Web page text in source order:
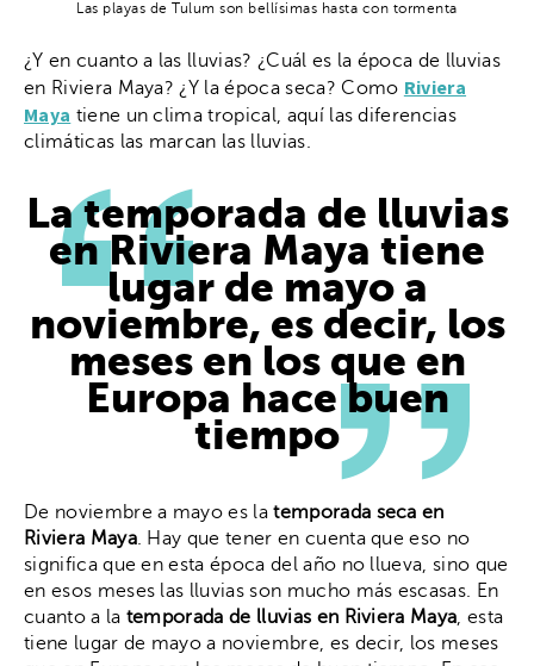
Las playas de Tulum son bellísimas hasta con tormenta
¿Y en cuanto a las lluvias? ¿Cuál es la época de lluvias
en Riviera Maya? ¿Y la época seca? Como Riviera
Maya tiene un clima tropical, aquí las diferencias
climáticas las marcan las lluvias.
La temporada de lluvias
en Riviera Maya tiene
lugar de mayo a
noviembre, es decir, los
meses en los que en
Europa hace buen
tiempo
De noviembre a mayo es latemporada seca en
Riviera Maya. Hay que tener en cuenta que eso no
significa que en esta época del año no llueva, sino que
en esos meses las lluvias son mucho más escasas. En
cuanto a la temporada de lluvias en Riviera Maya, esta
tiene lugar de mayo a noviembre, es decir, los meses